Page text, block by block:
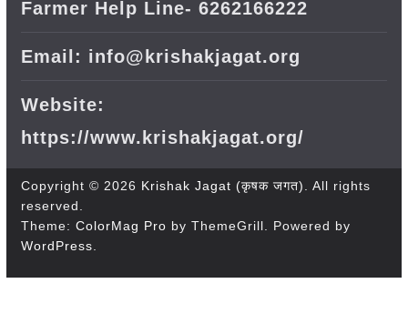
Farmer Help Line- 6262166222
Email: info@krishakjagat.org
Website:
https://www.krishakjagat.org/
Copyright © 2026 Krishak Jagat (कृषक जगत)
. All rights
reserved.
Theme: ColorMag Pro by ThemeGrill. Powered by
WordPress